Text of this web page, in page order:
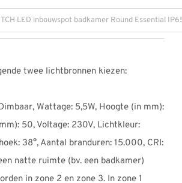
twee lichtbronnen kiezen:
Wattage: 5,5W, Hoogte (in mm):
50, Voltage: 230V, Lichtkleur:
38°, Aantal branduren: 15.000, CRI:
natte ruimte (bv. een badkamer)
in zone 2 en zone 3. In zone 1